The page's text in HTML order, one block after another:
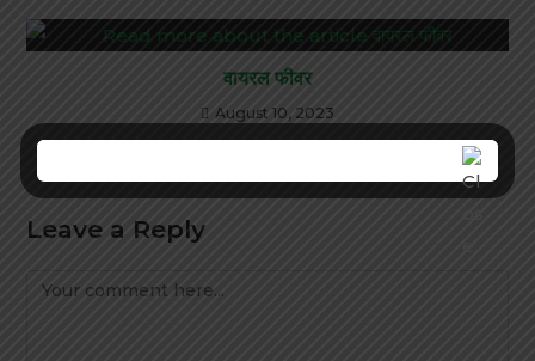
वायरल फीवर
August 10, 2023
Leave a Reply